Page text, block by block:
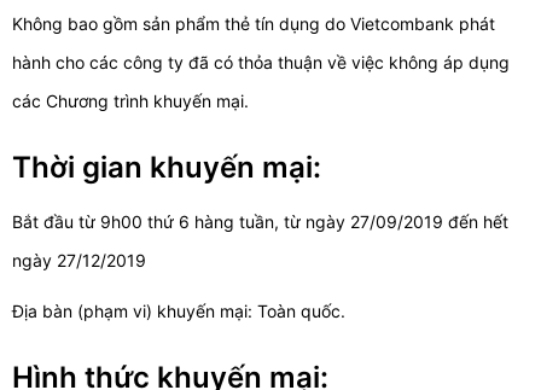
Không bao gồm sản phẩm thẻ tín dụng do Vietcombank phát
hành cho các công ty đã có thỏa thuận về việc không áp dụng
các Chương trình khuyến mại.
Thời gian khuyến mại:
Bắt đầu từ 9h00 thứ 6 hàng tuần, từ ngày 27/09/2019 đến hết
ngày 27/12/2019
Địa bàn (phạm vi) khuyến mại: Toàn quốc.
Hình thức khuyến mại: